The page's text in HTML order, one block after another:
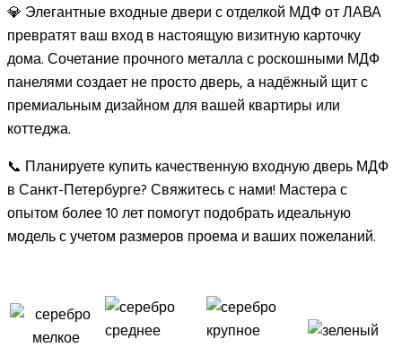
💎 Элегантные входные двери с отделкой МДФ от ЛАВА
превратят ваш вход в настоящую визитную карточку
дома. Сочетание прочного металла с роскошными МДФ
панелями создает не просто дверь, а надёжный щит с
премиальным дизайном для вашей квартиры или
коттеджа.
📞 Планируете купить качественную входную дверь МДФ
в Санкт-Петербурге? Свяжитесь с нами! Мастера с
опытом более 10 лет помогут подобрать идеальную
модель с учетом размеров проема и ваших пожеланий.